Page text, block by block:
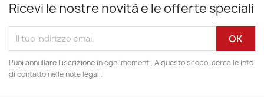
Ricevi le nostre novità e le offerte speciali
Puoi annullare l'iscrizione in ogni momenti. A questo scopo, cerca le info
di contatto nelle note legali.